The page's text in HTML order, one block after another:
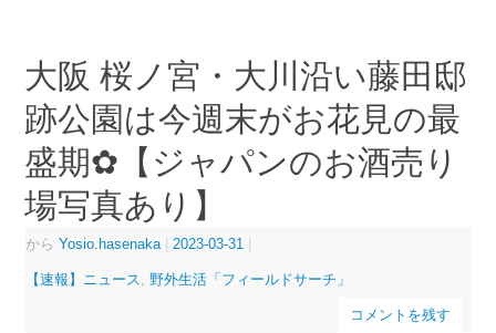
大阪 桜ノ宮・大川沿い藤田邸
跡公園は今週末がお花見の最
盛期✿【ジャパンのお酒売り
場写真あり】
から Yosio.hasenaka 2023-03-31
【速報】ニュース 野外生活「フィールドサーチ」
コメントを残す